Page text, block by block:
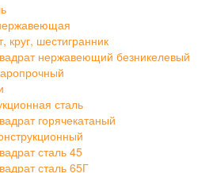
круг, шестигранник
нержавеющий безникелевый
сталь
горячекатаный
сталь 45
сталь 65Г